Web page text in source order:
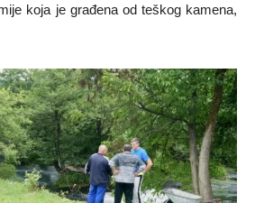
koja je građena od teškog kamena,